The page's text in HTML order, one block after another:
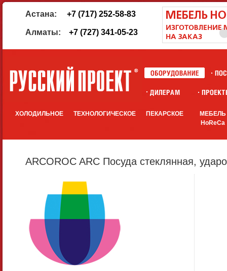
Астана: +7 (717) 252-58-83
Алматы: +7 (727) 341-05-23
ХОЛОДИЛЬНОЕ ТЕХНОЛОГИЧЕСКОЕ ПЕКАРСКОЕ
МЕБЕЛЬ
HoReCa
ARCOROC ARC Посуда стеклянная,